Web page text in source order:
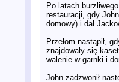
Po latach
restauracji, gdy
domowy) i dał
Przełom nastąpił,
znajdowały się
walenie w garnki i
John zadzwonił